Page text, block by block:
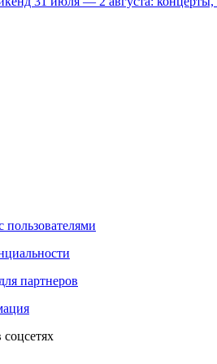
пользователями
партнеров